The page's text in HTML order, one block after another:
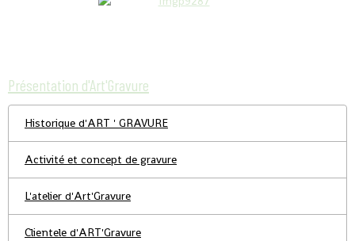
Présentation d'Art'Gravure
Historique d'ART ' GRAVURE
Activité et concept de gravure
L'atelier d'Art'Gravure
Clientele d'ART'Gravure